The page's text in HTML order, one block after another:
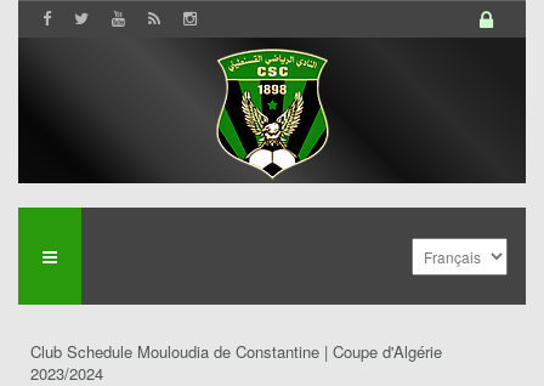
Club Schedule Mouloudia de Constantine | Coupe d'Algérie
2023/2024